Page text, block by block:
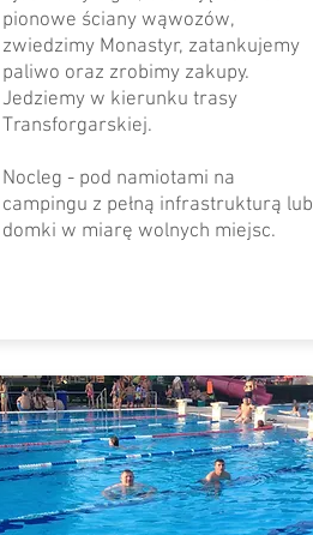
pionowe ściany wąwozów,
zwiedzimy Monastyr, zatankujemy
paliwo oraz zrobimy zakupy.
Jedziemy w kierunku trasy
Transforgarskiej.
Nocleg - pod namiotami na
campingu z pełną infrastrukturą lub
domki w miarę wolnych miejsc.